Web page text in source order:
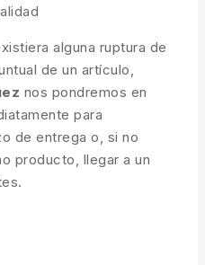
alguna ruptura de
de un artículo,
nos pondremos en
para
de entrega o, si no
producto, llegar a un